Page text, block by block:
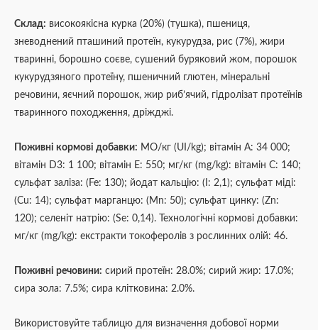
Склад: високоякісна курка (20%) (тушка), пшениця,
зневоднений пташиний протеїн, кукурудза, рис (7%), жири
тваринні, борошно соєве, сушений буряковий жом, порошок
кукурудзяного протеїну, пшеничний глютен, мінеральні
речовини, яєчний порошок, жир риб’ячий, гідролізат протеїнів
тваринного походження, дріжджі.
Поживні кормові добавки: МО/кг (UI/kg); вітамін А: 34 000;
вітамін D3: 1 100; вітамін E: 550; мг/кг (mg/kg): вітамін C: 140;
сульфат заліза: (Fe: 130); йодат кальцію: (I: 2,1); сульфат міді:
(Cu: 14); сульфат марганцю: (Mn: 50); сульфат цинку: (Zn:
120); селеніт натрію: (Se: 0,14). Технологічні кормові добавки:
мг/кг (mg/kg): екстракти токоферолів з рослинних олій: 46.
Поживні речовини: сирий протеїн: 28.0%; сирий жир: 17.0%;
сира зола: 7.5%; сира клітковина: 2.0%.
Використовуйте таблицю для визначення добової норми